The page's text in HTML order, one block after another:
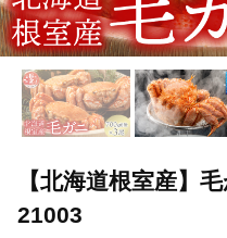
【北海道根室産】
21003